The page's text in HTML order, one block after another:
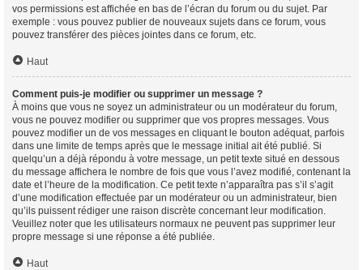
vos permissions est affichée en bas de l’écran du forum ou du sujet. Par
exemple : vous pouvez publier de nouveaux sujets dans ce forum, vous
pouvez transférer des pièces jointes dans ce forum, etc.
Haut
Comment puis-je modifier ou supprimer un message ?
À moins que vous ne soyez un administrateur ou un modérateur du forum,
vous ne pouvez modifier ou supprimer que vos propres messages. Vous
pouvez modifier un de vos messages en cliquant le bouton adéquat, parfois
dans une limite de temps après que le message initial ait été publié. Si
quelqu’un a déjà répondu à votre message, un petit texte situé en dessous
du message affichera le nombre de fois que vous l’avez modifié, contenant la
date et l’heure de la modification. Ce petit texte n’apparaîtra pas s’il s’agit
d’une modification effectuée par un modérateur ou un administrateur, bien
qu’ils puissent rédiger une raison discrète concernant leur modification.
Veuillez noter que les utilisateurs normaux ne peuvent pas supprimer leur
propre message si une réponse a été publiée.
Haut